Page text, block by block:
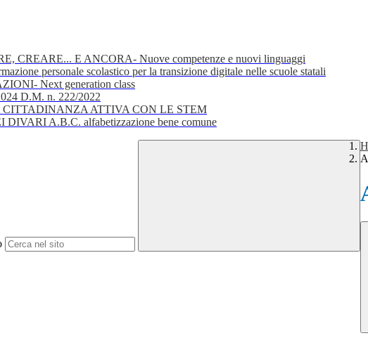
CREARE... E ANCORA- Nuove competenze e nuovi linguaggi
personale scolastico per la transizione digitale nelle scuole statali
Next generation class
D.M. n. 222/2022
ATTIVA CON LE STEM
A.B.C. alfabetizzazione bene comune